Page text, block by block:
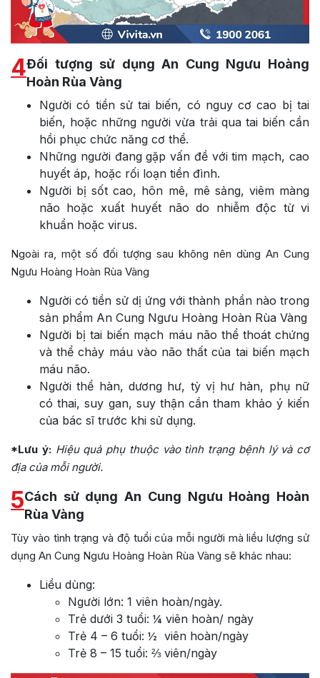
4Đối tượng sử dụng An Cung Ngưu Hoàng
Hoàn Rùa Vàng
Người có tiền sử tai biến, có nguy cơ cao bị tai
biến, hoặc những người vừa trải qua tai biến cần
hồi phục chức năng cơ thể.
Những người đang gặp vấn đề với tim mạch, cao
huyết áp, hoặc rối loạn tiền đình.
Người bị sốt cao, hôn mê, mê sảng, viêm màng
não hoặc xuất huyết não do nhiễm độc từ vi
khuẩn hoặc virus.
Ngoài ra, một số đối tượng sau không nên dùng An Cung
Ngưu Hoàng Hoàn Rùa Vàng
Người có tiền sử dị ứng với thành phần nào trong
sản phẩm An Cung Ngưu Hoàng Hoàn Rùa Vàng
Người bị tai biến mạch máu não thể thoát chứng
và thể chảy máu vào não thất của tai biến mạch
máu não.
Người thể hàn, dương hư, tỳ vị hư hàn, phụ nữ
có thai, suy gan, suy thận cần tham khảo ý kiến
của bác sĩ trước khi sử dụng.
*Lưu ý: Hiệu quả phụ thuộc vào tình trạng bệnh lý và cơ
địa của mỗi người.
5Cách sử dụng An Cung Ngưu Hoàng Hoàn
Rùa Vàng
Tùy vào tình trạng và độ tuổi của mỗi người mà liều lượng sử
dụng An Cung Ngưu Hoàng Hoàn Rùa Vàng sẽ khác nhau:
Liều dùng:
Người lớn: 1 viên hoàn/ngày.
Trẻ dưới 3 tuổi: ¼ viên hoàn/ ngày
Trẻ 4 – 6 tuổi: ½ viên hoàn/ngày
Trẻ 8 – 15 tuổi: ⅔ viên/ngày